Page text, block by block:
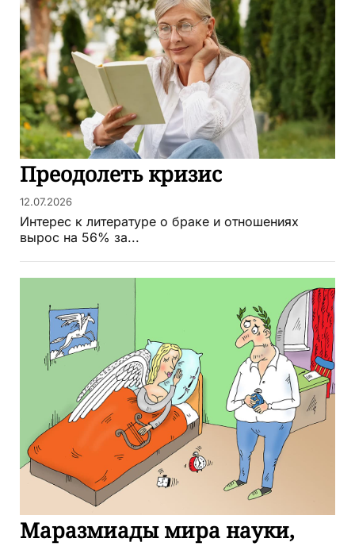
Преодолеть кризис
12.07.2026
Интерес к литературе о браке и отношениях
вырос на 56% за...
Маразмиады мира науки,